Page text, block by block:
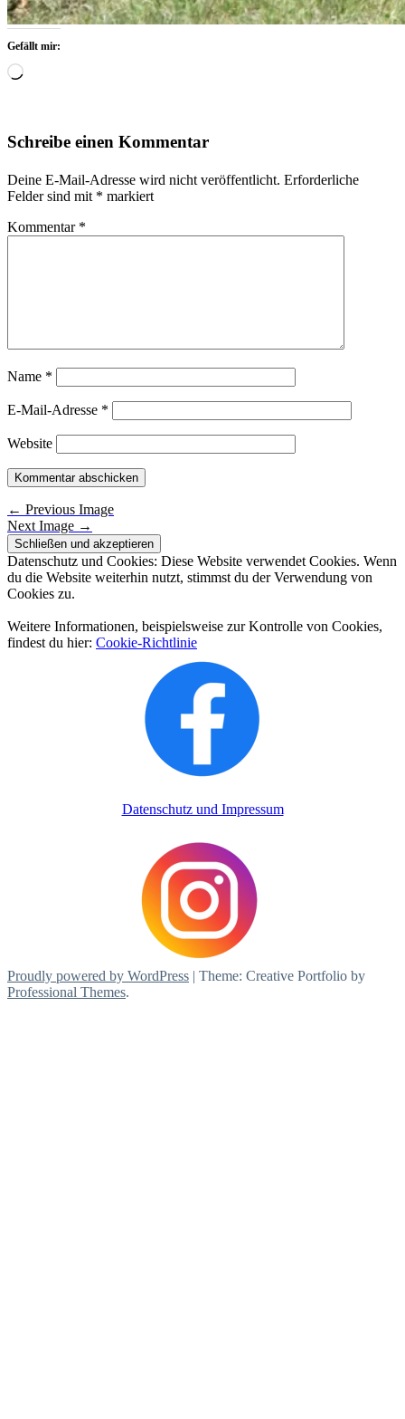
Gefällt mir:
Wird
Schreibe einen Kommentar
Deine E-Mail-Adresse wird nicht veröffentlicht. Erforderliche
Felder sind mit * markiert
Kommentar *
Name *
E-Mail-Adresse *
Website
Image
navigation
← Previous Image
Next Image →
Datenschutz und Cookies: Diese Website verwendet Cookies. Wenn
du die Website weiterhin nutzt, stimmst du der Verwendung von
Cookies zu.
Weitere Informationen, beispielsweise zur Kontrolle von Cookies,
findest du hier: Cookie-Richtlinie
Datenschutz und Impressum
Proudly powered by WordPress | Theme: Creative Portfolio by
Professional Themes.